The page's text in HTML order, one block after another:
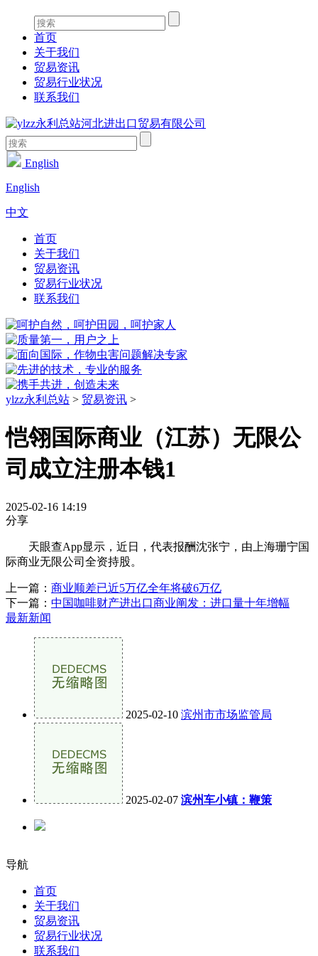
首页
关于我们
贸易资讯
贸易行业状况
联系我们
English
English
中文
首页
关于我们
贸易资讯
贸易行业状况
联系我们
ylzz永利总站 > 贸易资讯 >
恺翎国际商业（江苏）无限公
司成立注册本钱1
2025-02-16 14:19
分享
天眼查App显示，近日，代表报酬沈张宁，由上海珊宁国
际商业无限公司全资持股。
上一篇： 商业顺差已近5万亿全年将破6万亿
下一篇： 中国咖啡财产进出口商业阐发：进口量十年增幅
最新新闻
2025-02-10 滨州市市场监管局
2025-02-07 滨州车小镇：鞭策
导航
首页
关于我们
贸易资讯
贸易行业状况
联系我们